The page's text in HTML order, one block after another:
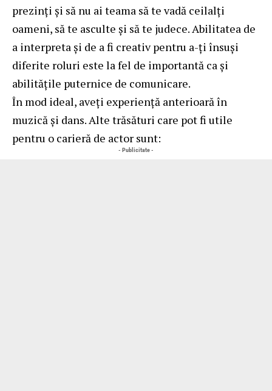
prezinți și să nu ai teama să te vadă ceilalți
oameni, să te asculte și să te judece. Abilitatea de
a interpreta și de a fi creativ pentru a-ți însuși
diferite roluri este la fel de importantă ca și
abilitățile puternice de comunicare.
În mod ideal, aveți experiență anterioară în
muzică și dans. Alte trăsături care pot fi utile
pentru o carieră de actor sunt:
- Publicitate -